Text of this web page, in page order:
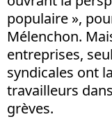
populaire »,
Mélenchon.
entreprises,
syndicales ont
travailleurs
grèves.